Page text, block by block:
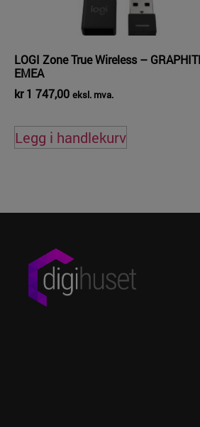
LOGI Zone True Wireless –
EMEA
kr1 747,00 eksl. mva.
Legg i handlekurv